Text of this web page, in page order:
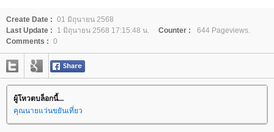
Create Date : 01 มิถุนายน 2568
Last Update :
1 มิถุนายน 2568 17:15:48 น. Counter :
644 Pageviews.
Comments : 0
ผู้โหวตบล็อกนี้...
คุณนายแว่นขยันเที่ยว